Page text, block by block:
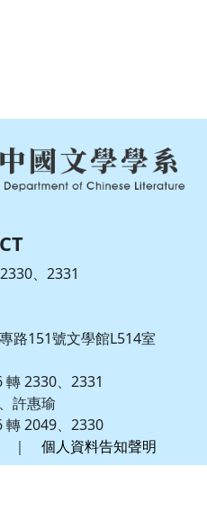
、2331
路151號文學館L514室
2330、2331
許惠瑜
轉 2049、2330
｜ 個人資料告知聲明